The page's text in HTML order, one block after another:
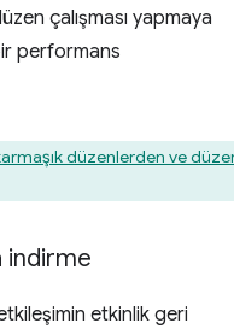
çalışması yapmaya
performans
düzenlerden ve
indirme
etkinlik geri